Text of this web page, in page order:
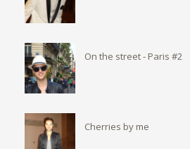
On the street - Paris #2
Cherries by me